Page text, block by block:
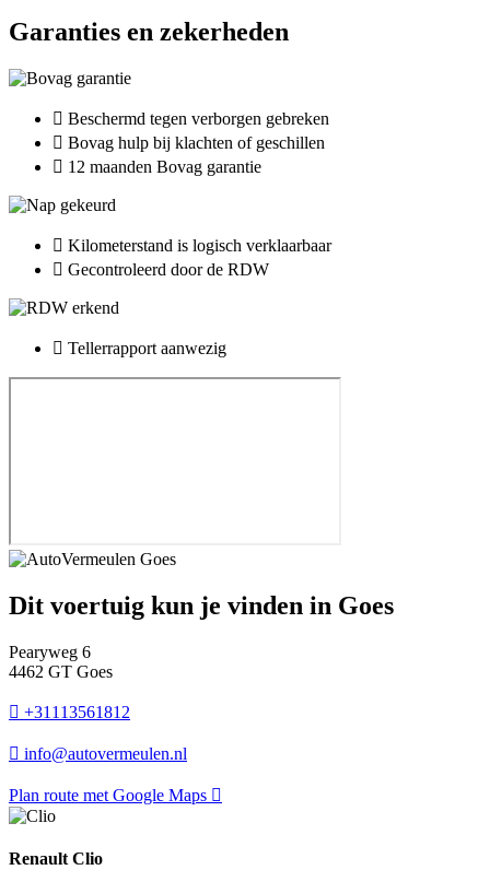
Garanties en zekerheden
Beschermd tegen verborgen gebreken
Bovag hulp bij klachten of geschillen
12 maanden Bovag garantie
Kilometerstand is logisch verklaarbaar
Gecontroleerd door de RDW
Tellerrapport aanwezig
Dit voertuig kun je vinden in Goes
Pearyweg 6
4462 GT Goes
+31113561812
info@autovermeulen.nl
Plan route met Google Maps
Renault Clio